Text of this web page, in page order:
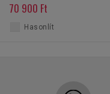
70 900 Ft
Hasonlít